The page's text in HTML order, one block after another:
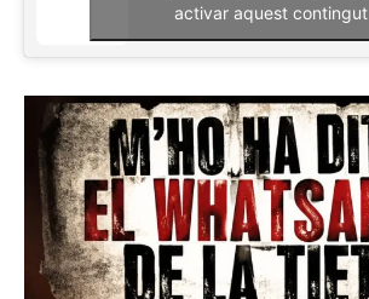
activar aquest contingut